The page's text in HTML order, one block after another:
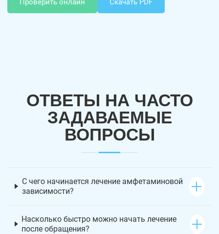
ОТВЕТЫ НА ЧАСТО
ЗАДАВАЕМЫЕ
ВОПРОСЫ
С чего начинается лечение амфетаминовой
зависимости?
Насколько быстро можно начать лечение
после обращения?